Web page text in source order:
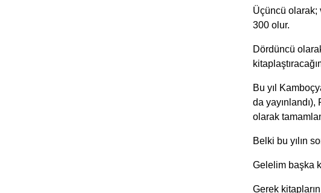
Üçüncü olarak;
300 olur.
Dördüncü
Bu yıl
da yayınlandı),
olarak
Belki bu yılın
Gelelim başka
Gerek